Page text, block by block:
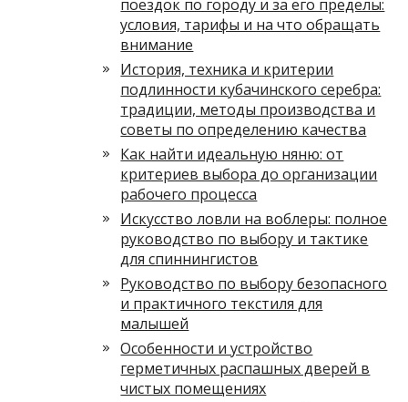
поездок по городу и за его пределы:
условия, тарифы и на что обращать
внимание
История, техника и критерии
подлинности кубачинского серебра:
традиции, методы производства и
советы по определению качества
Как найти идеальную няню: от
критериев выбора до организации
рабочего процесса
Искусство ловли на воблеры: полное
руководство по выбору и тактике
для спиннингистов
Руководство по выбору безопасного
и практичного текстиля для
малышей
Особенности и устройство
герметичных распашных дверей в
чистых помещениях